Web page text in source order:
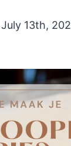
13th,